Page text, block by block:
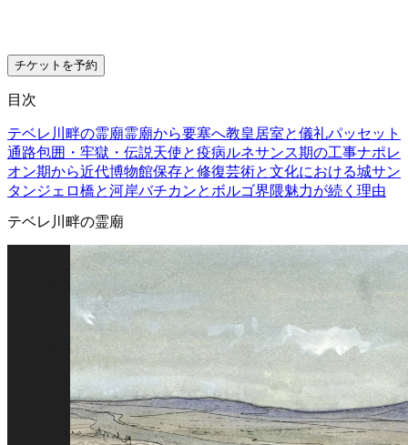
チケットを予約
目次
テベレ川畔の霊廟霊廟から要塞へ教皇居室と儀礼パッセット
通路包囲・牢獄・伝説天使と疫病ルネサンス期の工事ナポレ
オン期から近代博物館保存と修復芸術と文化における城サン
タンジェロ橋と河岸バチカンとボルゴ界隈魅力が続く理由
テベレ川畔の霊廟